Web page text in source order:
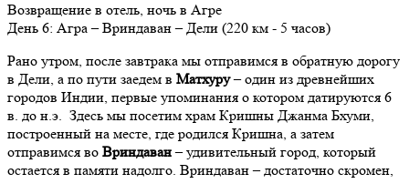
Возвращение в отель, ночь в Агре
День 6: Агра – Вриндаван – Дели (220 км - 5 часов)
Рано утром, после завтрака мы отправимся в обратную дорогу
в Дели, а по пути заедем в Матхуру– один из древнейших
городов Индии, первые упоминания о котором датируются 6
в. до н.э. Здесь мы посетим храм Кришны Джанма Бхуми,
построенный на месте, где родился Кришна, а затем
отправимся во Вриндаван– удивительный город, который
остается в памяти надолго. Вриндаван – достаточно скромен,